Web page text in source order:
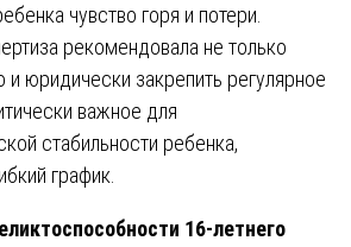
чувство горя и потери.
рекомендовала не только
и юридически закрепить регулярное
важное для
стабильности ребенка,
график.
16-летнего